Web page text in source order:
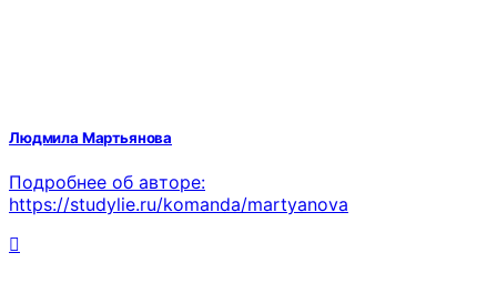
Людмила Мартьянова
Подробнее об авторе:
https://studylie.ru/komanda/martyanova